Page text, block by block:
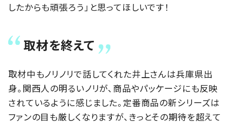
したからも頑張ろう」と思ってほしいです！
取材を終えて
取材中もノリノリで話してくれた井上さんは兵庫県出
身。関西人の明るいノリが、商品やパッケージにも反映
されているように感じました。定番商品の新シリーズは
ファンの目も厳しくなりますが、きっとその期待を超えて